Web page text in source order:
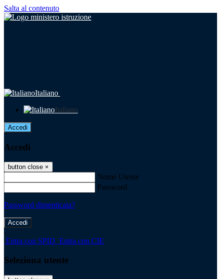
Salta al contenuto
Italiano
Italiano
Accedi
Accedi
button close ×
Nome Utente
Password
Password dimenticata?
-
Entra con SPID Entra con CIE
Seleziona utente